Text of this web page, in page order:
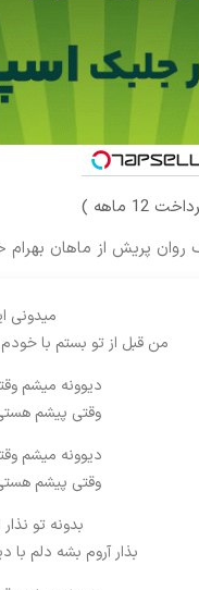
ماهه )
روان پریش از ماهان بهرام
میدونی
من قبل از تو بستم با
دیوونه میشم
وقتی پیشم
دیوونه میشم
وقتی پیشم
بدونه تو
بذار آروم بشه دلم